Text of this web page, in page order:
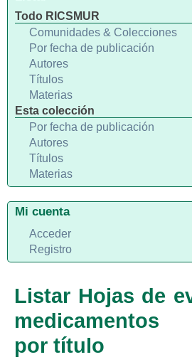
Listar Hojas de
medicamentos
por título
Todo RICSMUR
Comunidades & Colecciones
Por fecha de publicación
Autores
Títulos
Materias
Esta colección
Por fecha de publicación
Autores
Títulos
Materias
Mi cuenta
Acceder
Registro